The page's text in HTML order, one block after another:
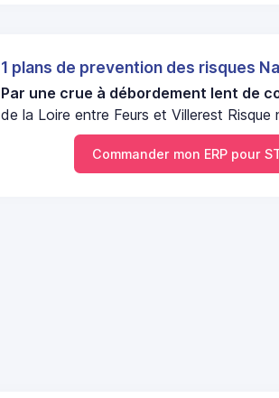
1 plans de prevention des risques
Par une crue à débordement lent de
de la Loire entre Feurs et Villerest Risque
Commander mon ERP pour